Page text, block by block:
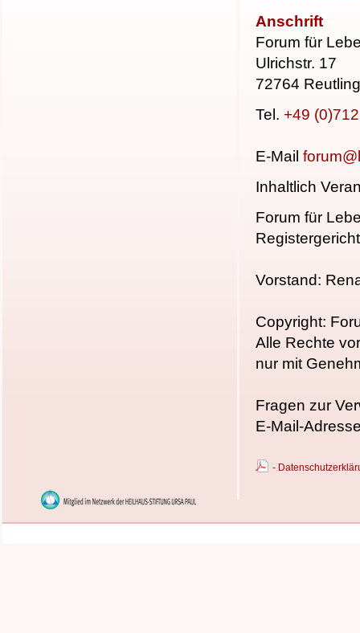
Anschrift
Forum für
Ulrichstr. 17
72764
Tel. +49
E-Mail
Inhaltlich
Forum für
Vorstand:
Copyright:
Alle Rechte
nur mit
Fragen zur
E-Mail-
-